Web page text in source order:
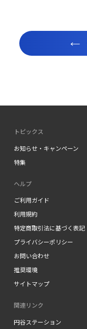
トピックス
お知らせ・キャンペーン
特集
ヘルプ
ご利用ガイド
利用規約
特定商取引法に基づく表記
プライバシーポリシー
お問い合わせ
推奨環境
サイトマップ
関連リンク
円谷ステーション